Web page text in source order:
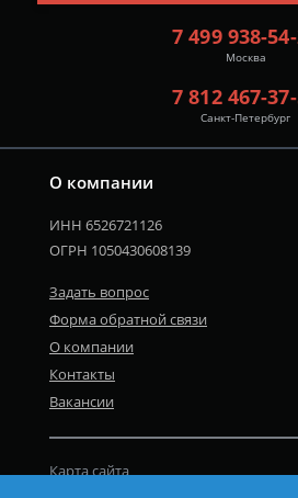
О компании
ИНН 6526721126
ОГРН 1050430608139
Задать вопрос
Форма обратной связи
О компании
Контакты
Вакансии
Карта сайта
7 499 938-
Москва
7 812 467-
Санкт-Петербург